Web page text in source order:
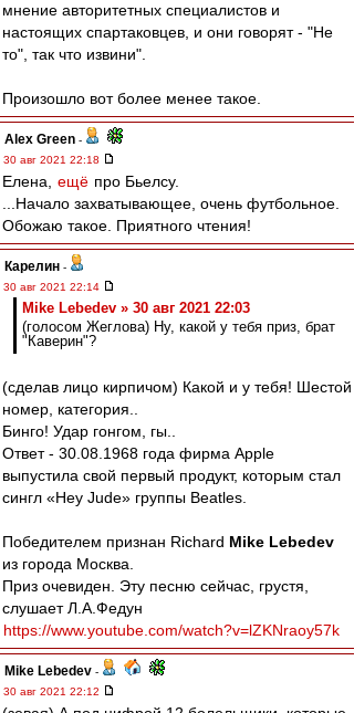
мнение авторитетных специалистов и
настоящих спартаковцев, и они говорят - "Не
то", так что извини".
Произошло вот более менее такое.
Alex Green -
30 авг 2021 22:18
Елена, ещё про Бьелсу.
...Начало захватывающее, очень футбольное.
Обожаю такое. Приятного чтения!
Карелин -
30 авг 2021 22:14
Mike Lebedev » 30 авг 2021 22:03
(голосом Жеглова) Ну, какой у тебя приз, брат
"Каверин"?
(сделав лицо кирпичом) Какой и у тебя! Шестой
номер, категория..
Бинго! Удар гонгом, гы..
Ответ - 30.08.1968 года фирма Apple
выпустила свой первый продукт, которым стал
сингл «Hey Jude» группы Beatles.
Победителем признан Richard Mike Lebedev
из города Москва.
Приз очевиден. Эту песню сейчас, грустя,
слушает Л.А.Федун
https://www.youtube.com/watch?v=lZKNraoy57k
Mike Lebedev -
30 авг 2021 22:12